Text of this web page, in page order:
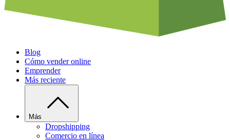
Blog
Cómo vender online
Emprender
Más reciente
Más
Dropshipping
Comercio en línea